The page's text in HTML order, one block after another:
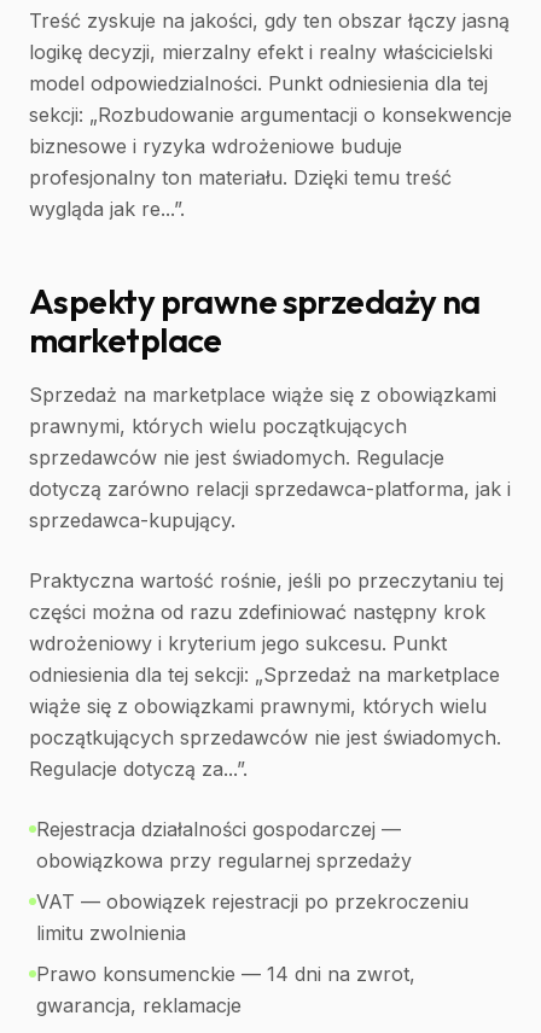
Treść zyskuje na jakości, gdy ten obszar łączy jasną
logikę decyzji, mierzalny efekt i realny właścicielski
model odpowiedzialności. Punkt odniesienia dla tej
sekcji: „Rozbudowanie argumentacji o konsekwencje
biznesowe i ryzyka wdrożeniowe buduje
profesjonalny ton materiału. Dzięki temu treść
wygląda jak re...”.
Aspekty prawne sprzedaży na
marketplace
Sprzedaż na marketplace wiąże się z obowiązkami
prawnymi, których wielu początkujących
sprzedawców nie jest świadomych. Regulacje
dotyczą zarówno relacji sprzedawca-platforma, jak i
sprzedawca-kupujący.
Praktyczna wartość rośnie, jeśli po przeczytaniu tej
części można od razu zdefiniować następny krok
wdrożeniowy i kryterium jego sukcesu. Punkt
odniesienia dla tej sekcji: „Sprzedaż na marketplace
wiąże się z obowiązkami prawnymi, których wielu
początkujących sprzedawców nie jest świadomych.
Regulacje dotyczą za...”.
Rejestracja działalności gospodarczej —
obowiązkowa przy regularnej sprzedaży
VAT — obowiązek rejestracji po przekroczeniu
limitu zwolnienia
Prawo konsumenckie — 14 dni na zwrot,
gwarancja, reklamacje